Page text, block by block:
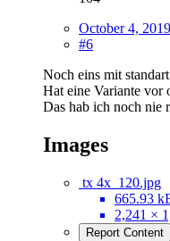
October 4,
#6
Noch eins mit
Hat eine Variante vor
Das hab ich noch nie
Images
tx 4x_120.jpg
665.93
2,241 ×
Report Content